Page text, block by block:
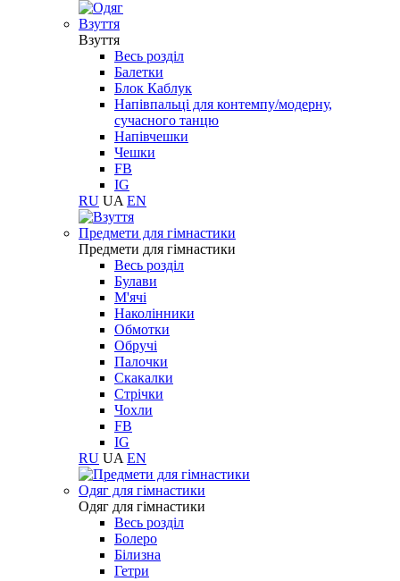
Взуття
Взуття
Весь розділ
Балетки
Блок Каблук
Напівпальці для контемпу/модерну,
сучасного танцю
Напівчешки
Чешки
FB
IG
RU UA EN
Предмети для гімнастики
Предмети для гімнастики
Весь розділ
Булави
М'ячі
Наколінники
Обмотки
Обручі
Палочки
Скакалки
Стрічки
Чохли
FB
IG
RU UA EN
Одяг для гімнастики
Одяг для гімнастики
Весь розділ
Болеро
Білизна
Гетри